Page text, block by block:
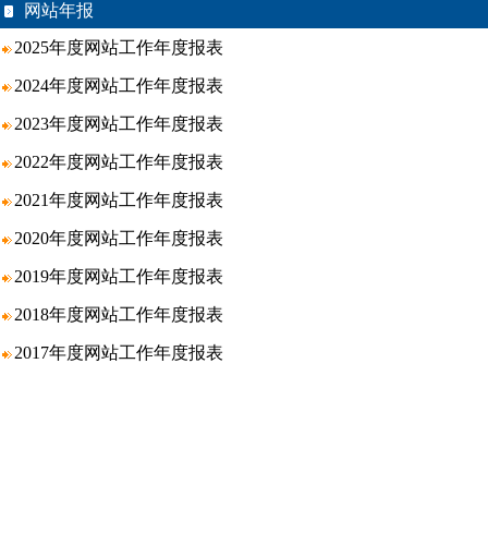
网站年报
2025年度网站工作年度报表
2024年度网站工作年度报表
2023年度网站工作年度报表
2022年度网站工作年度报表
2021年度网站工作年度报表
2020年度网站工作年度报表
2019年度网站工作年度报表
2018​年度网站工作年度报表
2017年度网站工作年度报表